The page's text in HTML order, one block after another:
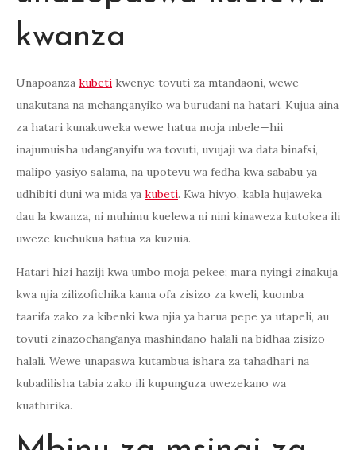
kwanza
Unapoanza kubeti kwenye tovuti za mtandaoni, wewe
unakutana na mchanganyiko wa burudani na hatari. Kujua aina
za hatari kunakuweka wewe hatua moja mbele—hii
inajumuisha udanganyifu wa tovuti, uvujaji wa data binafsi,
malipo yasiyo salama, na upotevu wa fedha kwa sababu ya
udhibiti duni wa mida ya kubeti. Kwa hivyo, kabla hujaweka
dau la kwanza, ni muhimu kuelewa ni nini kinaweza kutokea ili
uweze kuchukua hatua za kuzuia.
Hatari hizi haziji kwa umbo moja pekee; mara nyingi zinakuja
kwa njia zilizofichika kama ofa zisizo za kweli, kuomba
taarifa zako za kibenki kwa njia ya barua pepe ya utapeli, au
tovuti zinazochanganya mashindano halali na bidhaa zisizo
halali. Wewe unapaswa kutambua ishara za tahadhari na
kubadilisha tabia zako ili kupunguza uwezekano wa
kuathirika.